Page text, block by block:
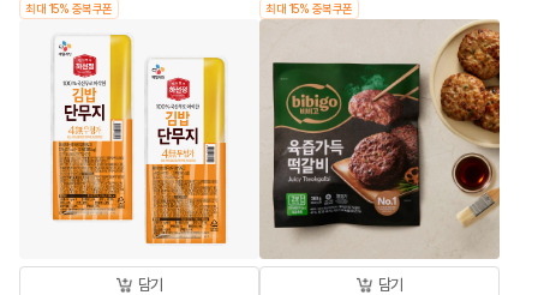
최대 15% 중복쿠폰 최대 15% 중복쿠폰
담기 담기